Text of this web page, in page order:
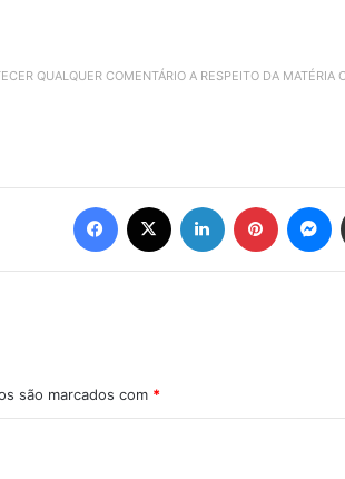
QUALQUER COMENTÁRIO A RESPEITO DA
são marcados com *